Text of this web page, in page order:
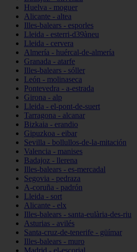
Huelva - moguer
Alicante - altea
Illes-balears - esporles
Lleida - esterri-d39àneu
Lleida - cervera
Almería - huércal-de-almería
Granada - atarfe
Illes-balears - sóller
León - molinaseca
Pontevedra - a-estrada
Girona - alp
Lleida - el-pont-de-suert
Tarragona - alcanar
Bizkaia - erandio
Gipuzkoa - eibar
Sevilla - bollullos-de-la-mitación
Valencia - manises
Badajoz - llerena
Illes-balears - es-mercadal
Segovia - pedraza
A-coruña - padrón
Lleida - sort
Alicante - elx
Illes-balears - santa-eulària-des-riu
Asturias - avilés
Santa-cruz-de-tenerife - güímar
Illes-balears - muro
Madrid - el-escorial